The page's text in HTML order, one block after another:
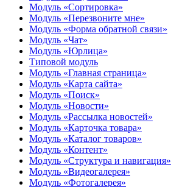
Модуль «Сортировка»
Модуль «Перезвоните мне»
Модуль «Форма обратной связи»
Модуль «Чат»
Модуль «Юрлица»
Типовой модуль
Модуль «Главная страница»
Модуль «Карта сайта»
Модуль «Поиск»
Модуль «Новости»
Модуль «Рассылка новостей»
Модуль «Карточка товара»
Модуль «Каталог товаров»
Модуль «Контент»
Модуль «Структура и навигация»
Модуль «Видеогалерея»
Модуль «‎Фотогалерея»